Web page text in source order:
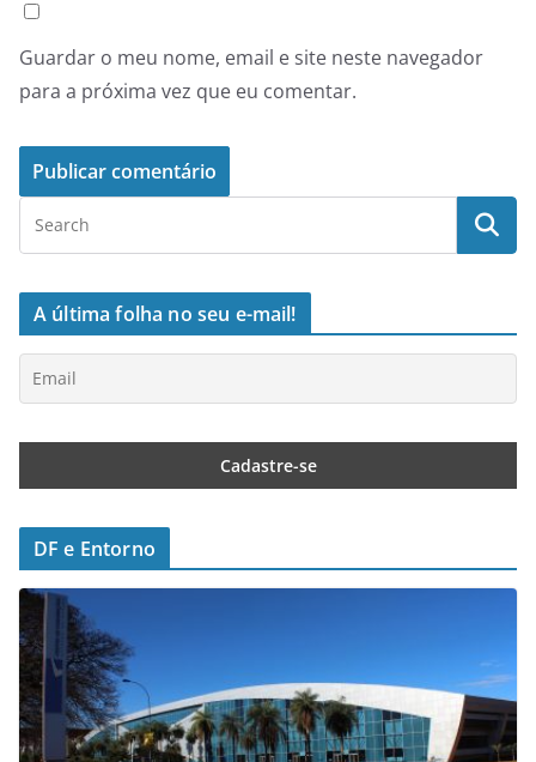
Guardar o meu nome, email e site neste navegador
para a próxima vez que eu comentar.
A última folha no seu e-mail!
DF e Entorno